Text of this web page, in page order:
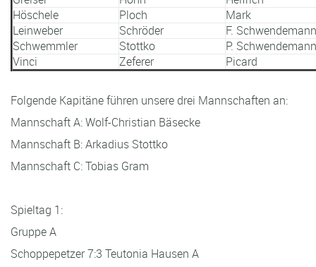
Höschele
Ploch
Mark
Leinweber
Schröder
F. Schwendemann
Schwemmler
Stottko
P. Schwendemann
Vinci
Zeferer Picard
Folgende Kapitäne führen unsere drei Mannschaften an:
Mannschaft A: Wolf-Christian Bäsecke
Mannschaft B: Arkadius Stottko
Mannschaft C: Tobias Gram
Spieltag 1:
Gruppe A
Schoppepetzer 7:3 Teutonia Hausen A